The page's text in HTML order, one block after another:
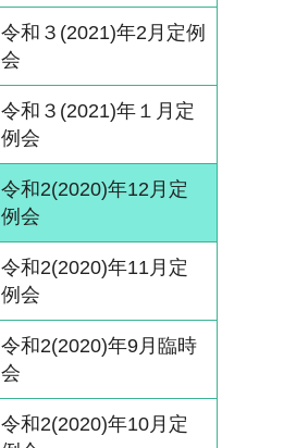
令和３(2021)年2月定例
会
令和３(2021)年１月定
例会
令和2(2020)年12月定
例会
令和2(2020)年11月定
例会
令和2(2020)年9月臨時
会
令和2(2020)年10月定